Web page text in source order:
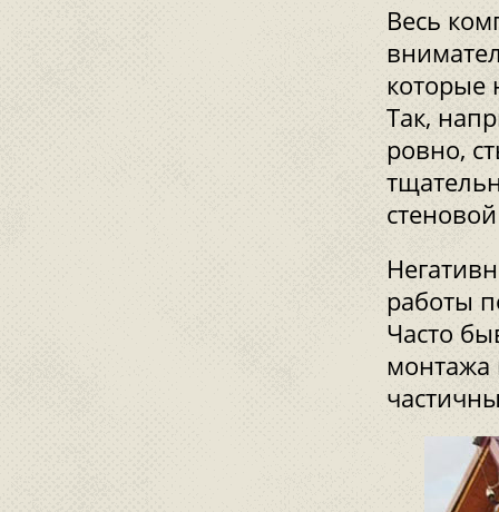
Весь
которые
Так,
ровно,
работы
Часто
монтажа